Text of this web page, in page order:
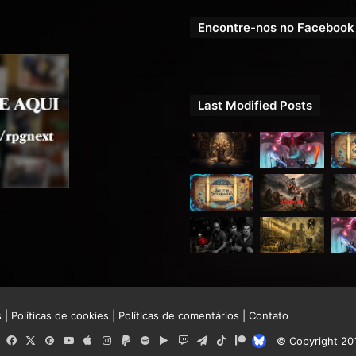
Encontre-nos no Facebook
Last Modified Posts
Políticas de cookies Políticas de comentários
Contato
© Copyright
Facebook
X PinterestYouTube
AppleInstagram
PaypalSpotifyGoogleTwitchTelegram
TikTokPatreonBluesky